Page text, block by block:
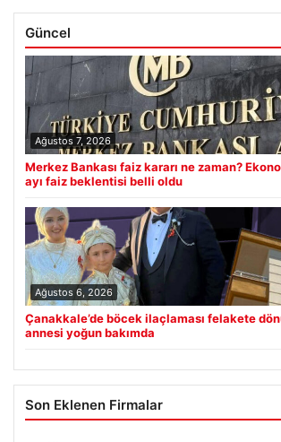
Güncel
Ağustos 7, 2026
Merkez Bankası faiz kararı ne zaman?
ayı faiz beklentisi belli oldu
Ağustos 6, 2026
Çanakkale’de böcek ilaçlaması felakete
annesi yoğun bakımda
Son Eklenen Firmalar